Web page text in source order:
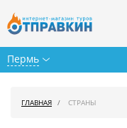
Пермь
ГЛАВНАЯ СТРАНЫ